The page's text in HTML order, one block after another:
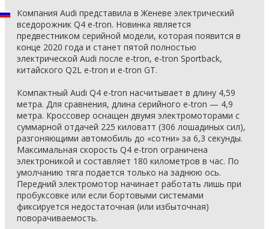
Компания Audi представила в Женеве электрический
вседорожник Q4 e-tron. Новинка является
предвестником серийной модели, которая появится в
конце 2020 года и станет пятой полностью
электрической Audi после e-tron, e-tron Sportback,
китайского Q2L e-tron и e-tron GT.
Компактный Audi Q4 e-tron насчитывает в длину 4,59
метра. Для сравнения, длина серийного e-tron — 4,9
метра. Кроссовер оснащен двумя электромоторами с
суммарной отдачей 225 киловатт (306 лошадиных сил),
разгоняющими автомобиль до «сотни» за 6,3 секунды.
Максимальная скорость Q4 e-tron ограничена
электроникой и составляет 180 километров в час. По
умолчанию тяга подается только на заднюю ось.
Передний электромотор начинает работать лишь при
пробуксовке или если бортовыми системами
фиксируется недостаточная (или избыточная)
поворачиваемость.